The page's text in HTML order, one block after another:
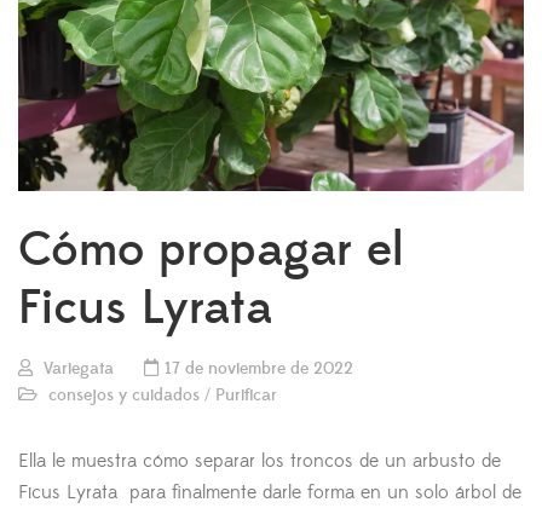
Cómo propagar el
Ficus Lyrata
Variegata
17 de noviembre de 2022
consejos y cuidados / Purificar
Ella le muestra cómo separar los troncos de un arbusto de
Ficus Lyrata para finalmente darle forma en un solo árbol de